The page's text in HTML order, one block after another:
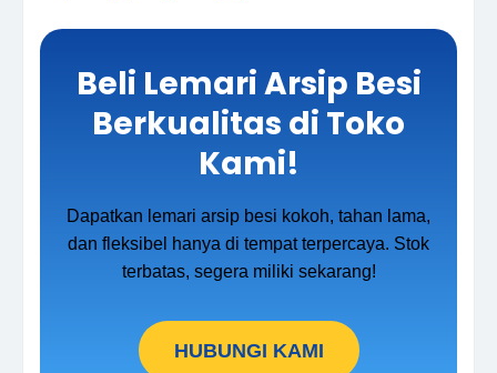
Beli Lemari Arsip Besi
Berkualitas di Toko
Kami!
Dapatkan lemari arsip besi kokoh, tahan lama,
dan fleksibel hanya di tempat terpercaya. Stok
terbatas, segera miliki sekarang!
HUBUNGI KAMI